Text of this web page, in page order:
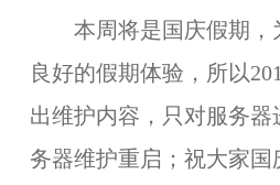
本周将是国庆假期
良好的假期体验，所以
出维护内容，只对服务器
务器维护重启；祝大家国